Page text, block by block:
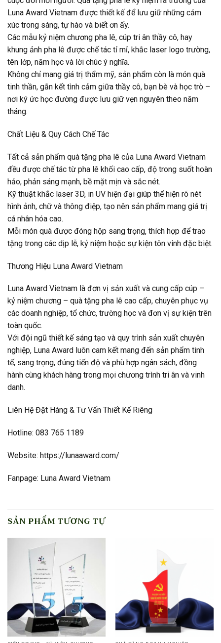
Luna Award Vietnam được thiết kế để lưu giữ những cảm
xúc trong sáng, tự hào và biết ơn ấy.
Các mẫu kỷ niệm chương pha lê, cúp tri ân thầy cô, hay
khung ảnh pha lê được chế tác tỉ mỉ, khắc laser logo trường,
tên lớp, năm học và lời chúc ý nghĩa.
Không chỉ mang giá trị thẩm mỹ, sản phẩm còn là món quà
tinh thần, gắn kết tình cảm giữa thầy cô, bạn bè và học trò –
nơi ký ức học đường được lưu giữ vẹn nguyên theo năm
tháng.
Chất Liệu & Quy Cách Chế Tác
Tất cả sản phẩm quà tặng pha lê của Luna Award Vietnam
đều được chế tác từ pha lê khối cao cấp, độ trong suốt hoàn
hảo, phản sáng mạnh, bề mặt mịn và sắc nét.
Kỹ thuật khắc laser 3D, in UV hiện đại giúp thể hiện rõ nét
hình ảnh, chữ và thông điệp, tạo nên sản phẩm mang giá trị
cá nhân hóa cao.
Mỗi món quà được đóng hộp sang trọng, thích hợp để trao
tặng trong các dịp lễ, kỷ niệm hoặc sự kiện tôn vinh đặc biệt.
Thương Hiệu Luna Award Vietnam
Luna Award Vietnam là đơn vị sản xuất và cung cấp cúp –
kỷ niệm chương – quà tặng pha lê cao cấp, chuyên phục vụ
các doanh nghiệp, tổ chức, trường học và đơn vị sự kiện trên
toàn quốc.
Với đội ngũ thiết kế sáng tạo và quy trình sản xuất chuyên
nghiệp, Luna Award luôn cam kết mang đến sản phẩm tinh
tế, sang trọng, đúng tiến độ và phù hợp ngân sách, đồng
hành cùng khách hàng trong mọi chương trình tri ân và vinh
danh.
Liên Hệ Đặt Hàng & Tư Vấn Thiết Kế Riêng
Hotline: 083 765 1189
Website: https://lunaaward.com/
Fanpage: Luna Award Vietnam
SẢN PHẨM TƯƠNG TỰ